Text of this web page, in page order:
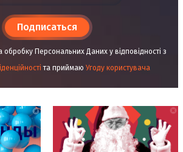
Подписаться
Персональних Даних у відповідності з
та приймаю Угоду користувача